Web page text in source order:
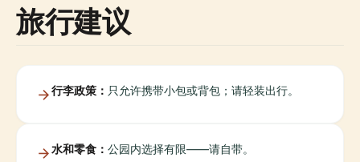
旅行建议
行李政策： 只允许携带小包或背包；请轻装出行。
水和零食： 公园内选择有限——请自带。